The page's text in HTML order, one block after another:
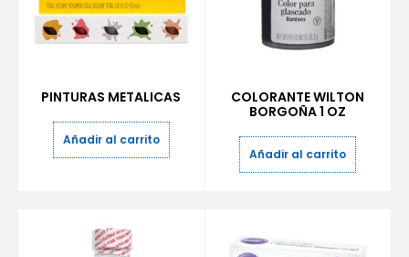
PINTURAS METALICAS
Añadir al carrito
COLORANTE WILTON
BORGOÑA 1 OZ
Añadir al carrito